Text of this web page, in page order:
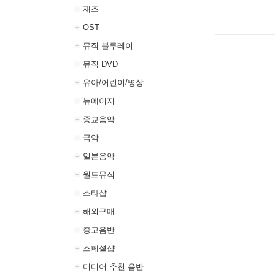
재즈
OST
뮤직 블루레이
뮤직 DVD
유아/어린이/명상
뉴에이지
종교음악
국악
일본음악
월드뮤직
스타샵
해외구매
중고음반
스페셜샵
미디어 추천 음반